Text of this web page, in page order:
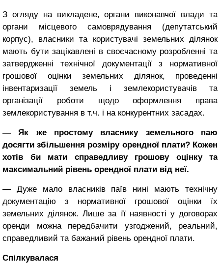
З огляду на викладене, органи виконавчої влади та
органи місцевого самоврядування (депутатський
корпус), власники та користувачі земельних ділянок
мають бути зацікавлені в своєчасному розробленні та
затвердженні технічної документації з нормативної
грошової оцінки земельних ділянок, проведенні
інвентаризації земель і землекористувачів та
організації роботи щодо оформлення права
землекористування в т.ч. і на конкурентних засадах.
— Як же простому власнику земельного паю
досягти збільшення розміру орендної плати? Кожен
хотів би мати справедливу грошову оцінку та
максимальний рівень орендної плати від неї.
— Дуже мало власників паїв нині мають технічну
документацію з нормативної грошової оцінки їх
земельних ділянок. Лише за її наявності у договорах
оренди можна передбачити узгоджений, реальний,
справедливий та бажаний рівень орендної плати.
Спілкувалася